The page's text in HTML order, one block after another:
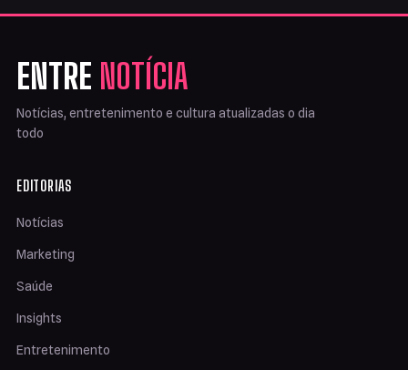
ENTRE NOTÍCIA
Notícias, entretenimento e cultura atualizadas o dia
todo
EDITORIAS
Notícias
Marketing
Saúde
Insights
Entretenimento